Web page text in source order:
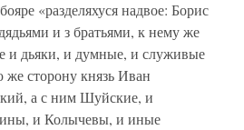
«разделяхуся надвое: Борис
и з братьями, к нему же
и дьяки, и думные, и служивые
сторону князь Иван
а с ним Шуйские, и
и Колычевы, и иные